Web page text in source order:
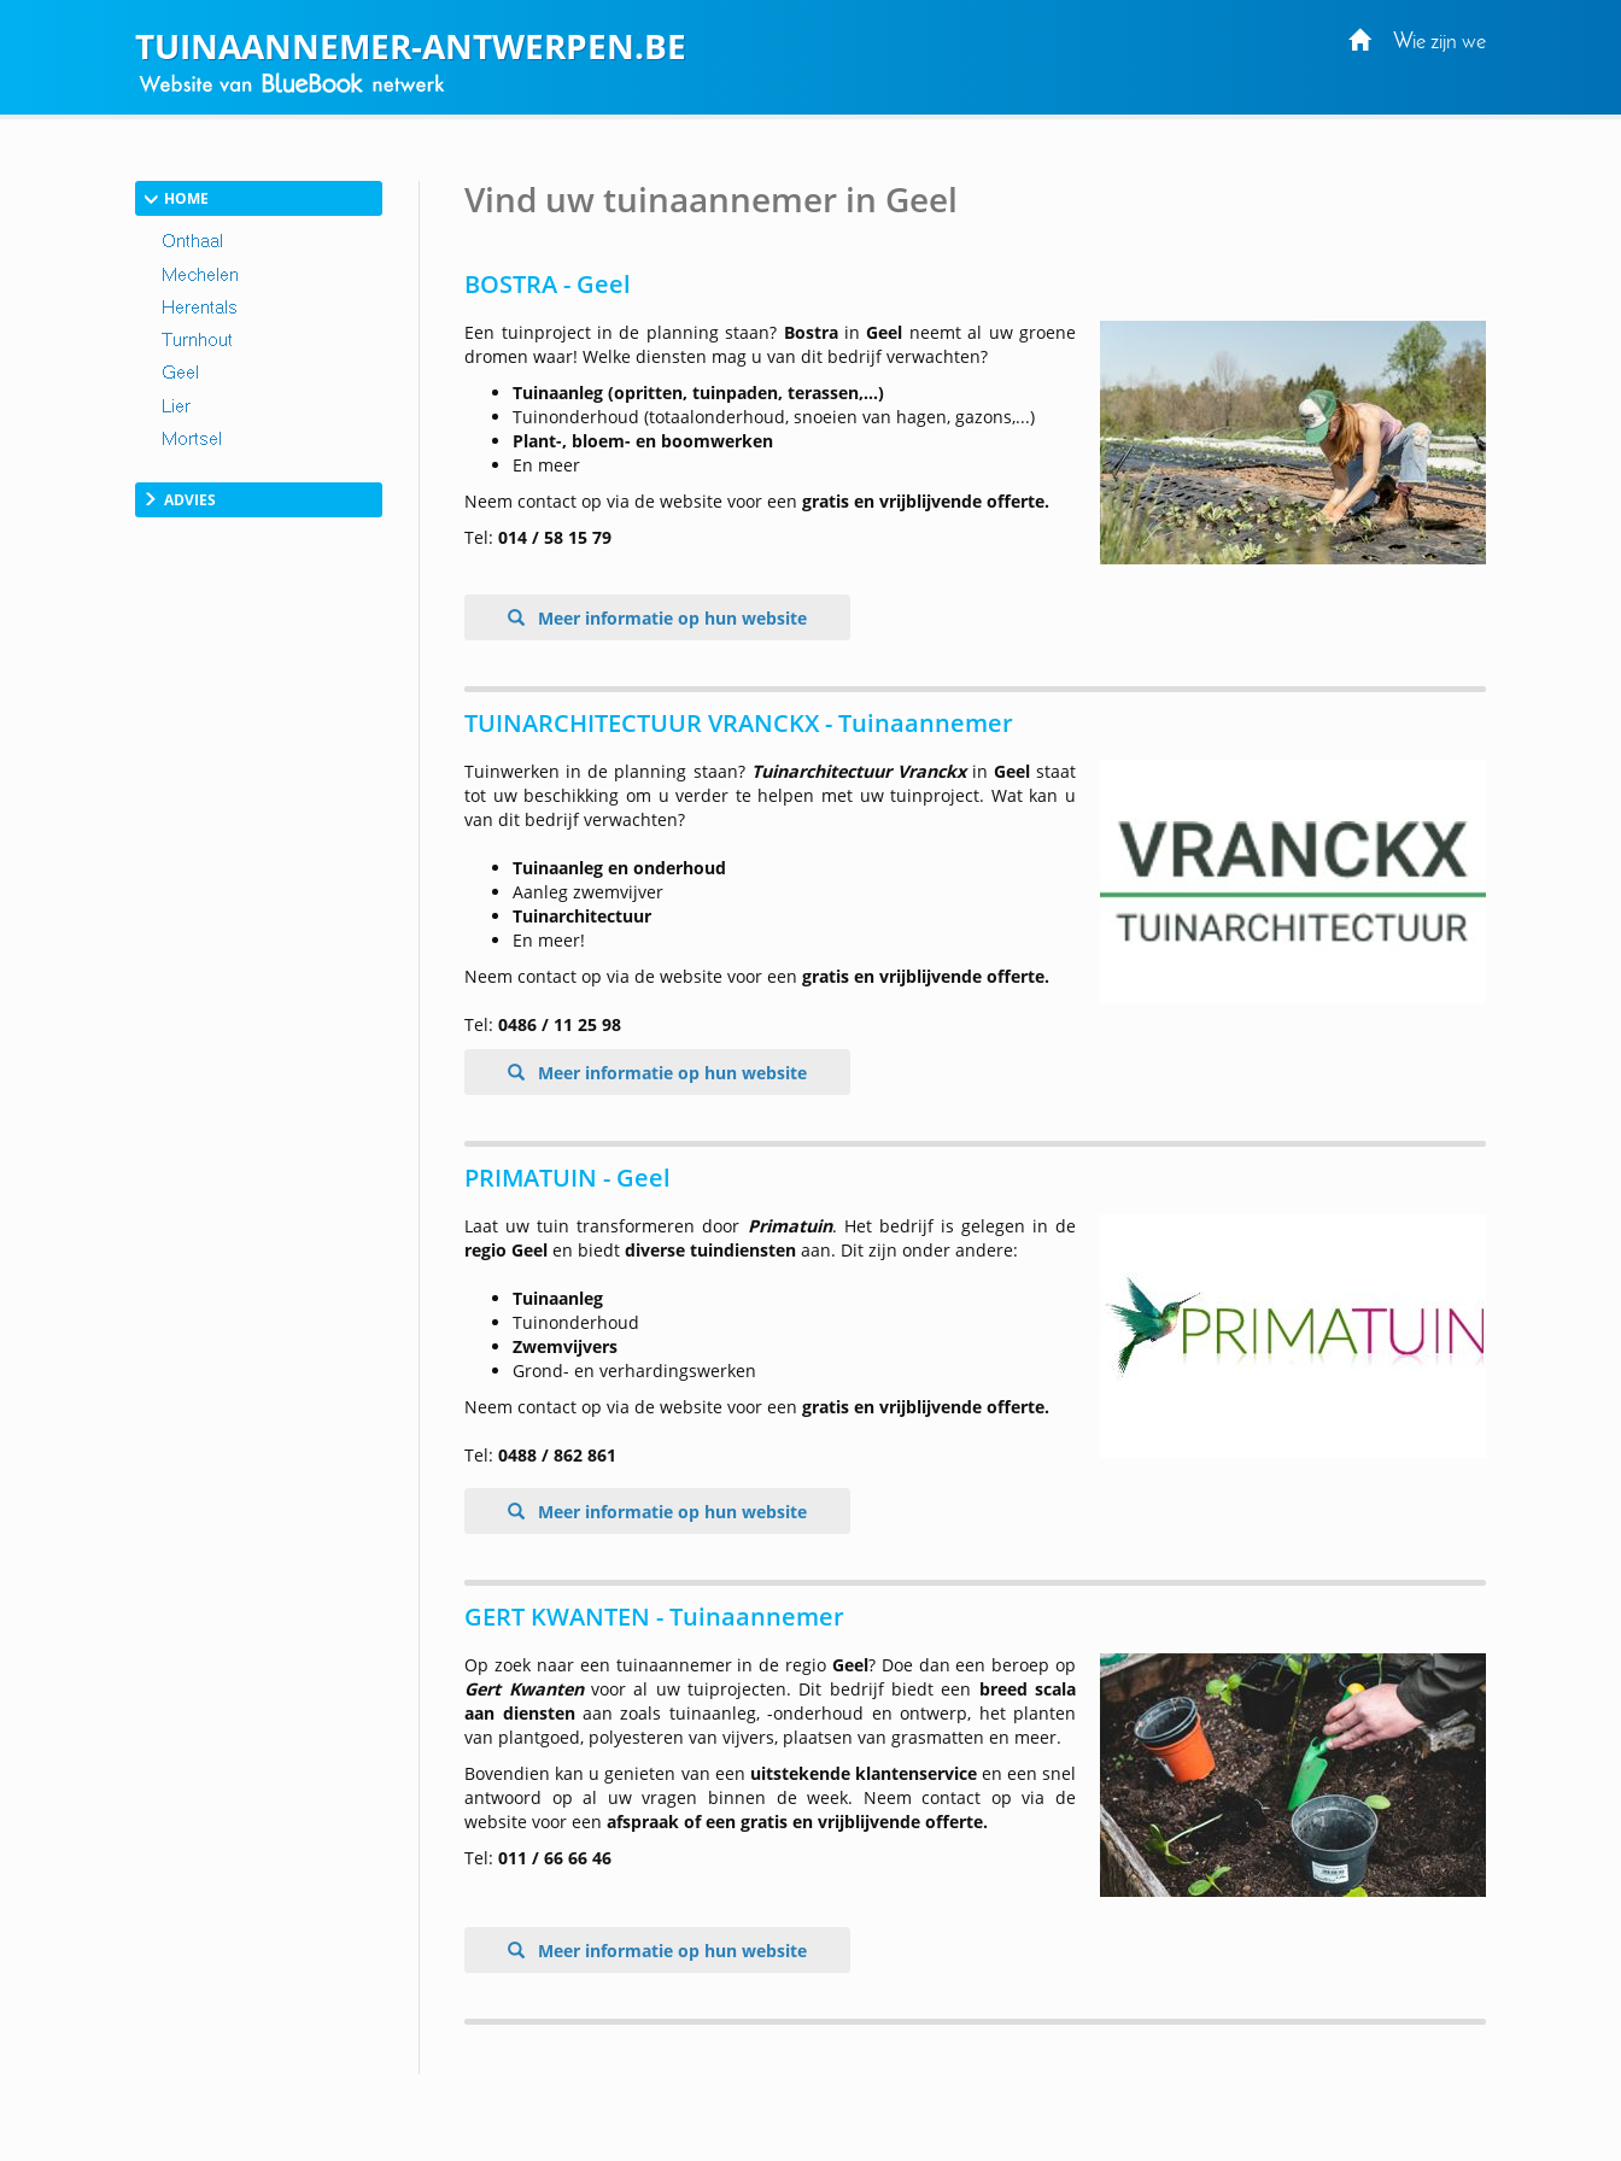
Wie zijn we
TUINAANNEMER-ANTWERPEN.BE
HOME
ADVIES
Vind uw tuinaannemer in Geel
BOSTRA - Geel
Een tuinproject in de planning staan? Bostra inGeel neemt al uw groene
dromen waar! Welke diensten mag u van dit bedrijf verwachten?
Tuinaanleg (opritten, tuinpaden, terassen,...)
Tuinonderhoud (totaalonderhoud, snoeien van hagen, gazons,...)
Plant-, bloem- en boomwerken
En meer
Neem contact op via de website voor eengratis en vrijblijvende offerte.
Tel:014 / 58 15 79
Meer informatie op hun website
TUINARCHITECTUUR VRANCKX - Tuinaannemer
Tuinwerken in de planning staan? Tuinarchitectuur Vranckxin Geelstaat
tot uw beschikking om u verder te helpen met uw tuinproject. Wat kan u
van dit bedrijf verwachten?
Tuinaanleg en onderhoud
Aanleg zwemvijver
Tuinarchitectuur
En meer!
Neem contact op via de website voor eengratis en vrijblijvende offerte.
Tel:0486 / 11 25 98
Meer informatie op hun website
PRIMATUIN - Geel
Laat uw tuin transformeren door Primatuin. Het bedrijf is gelegen in de
regio Geelen biedtdiverse tuindienstenaan. Dit zijn onder andere:
Tuinaanleg
Tuinonderhoud
Zwemvijvers
Grond- en verhardingswerken
Neem contact op via de website voor eengratis en vrijblijvende offerte.
Tel:0488 / 862 861
Meer informatie op hun website
GERT KWANTEN - Tuinaannemer
Op zoek naar een tuinaannemer in de regio Geel? Doe dan een beroep op
Gert Kwantenvoor al uw tuiprojecten. Dit bedrijf biedt een breed scala
aan dienstenaan zoals tuinaanleg, -onderhoud en ontwerp, het planten
van plantgoed, polyesteren van vijvers, plaatsen van grasmatten en meer.
Bovendien kan u genieten van een uitstekende klantenserviceen een snel
antwoord op al uw vragen binnen de week. Neem contact op via de
website voor eenafspraak of een gratis en vrijblijvende offerte.
Tel:011 / 66 66 46
Meer informatie op hun website